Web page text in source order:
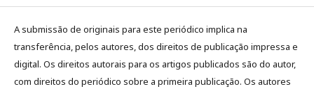
A submissão de originais para este periódico implica na
transferência, pelos autores, dos direitos de publicação impressa e
digital. Os direitos autorais para os artigos publicados são do autor,
com direitos do periódico sobre a primeira publicação. Os autores